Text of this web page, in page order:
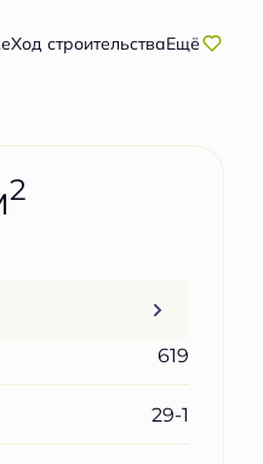
Ход строительстваЕщё
бесплатно
2
619
29-1